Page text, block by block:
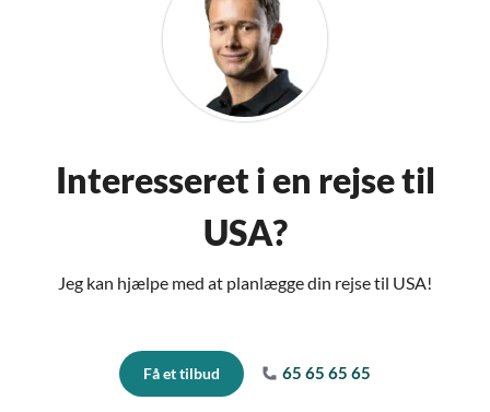
Interesseret i en rejse til
USA?
Jeg kan hjælpe med at planlægge din rejse til USA!
Få et tilbud 65 65 65 65